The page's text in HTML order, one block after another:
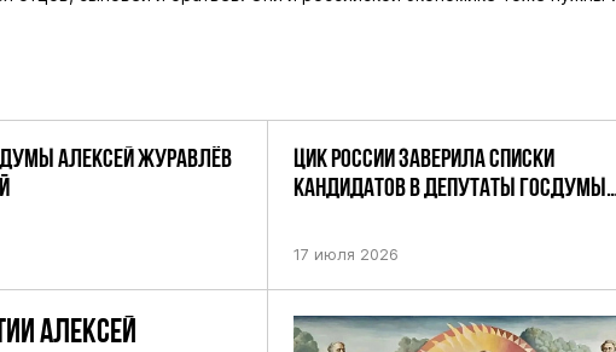
АЛЕКСЕЙ ЖУРАВЛЁВ
АЛЕКСЕЙ
ЦИК РОССИИ ЗАВЕРИЛА СПИСКИ
КАНДИДАТОВ В ДЕПУТАТЫ ГОСДУМЫ
17 июля 2026